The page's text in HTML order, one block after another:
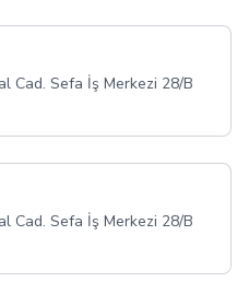
Cad. Sefa İş Merkezi 28/B
Cad. Sefa İş Merkezi 28/B